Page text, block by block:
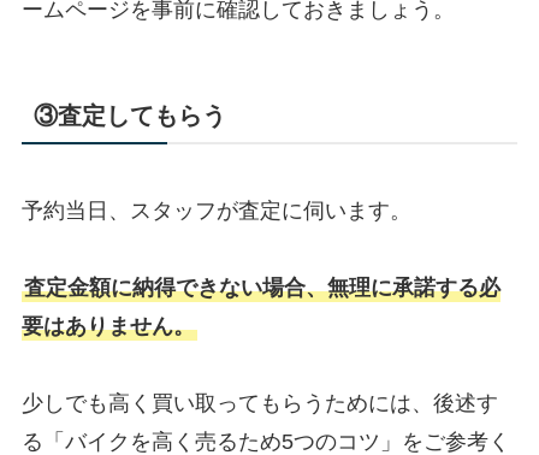
ームページを事前に確認しておきましょう。
③査定してもらう
予約当日、スタッフが査定に伺います。
査定金額に納得できない場合、無理に承諾する必
要はありません。
少しでも高く買い取ってもらうためには、後述す
る「バイクを高く売るため5つのコツ」をご参考く